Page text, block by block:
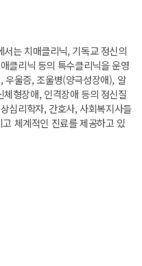
는 치매클리닉, 기독교 정신의
클리닉 등의 특수클리닉을 운영
우울증, 조울병(양극성장애), 알
형장애, 인격장애 등의 정신질
심리학자, 간호사, 사회복지사들
체계적인 진료를 제공하고 있